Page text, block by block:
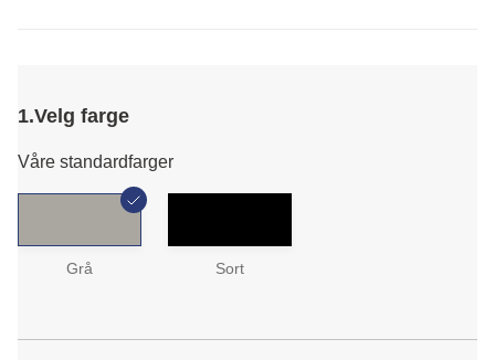
1.Velg farge
Våre standardfarger
Grå Sort